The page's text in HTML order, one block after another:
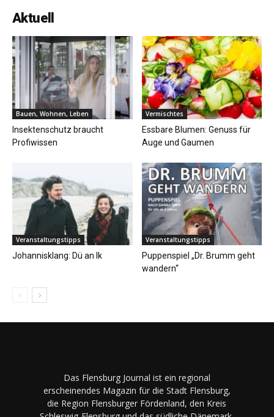
Aktuell
Bauen, Wohnen, Leben
Insektenschutz braucht
Profiwissen
Vermischtes
Essbare Blumen: Genuss für
Auge und Gaumen
Veranstaltungstipps
Johannisklang: Dü an Ik
Veranstaltungstipps
Puppenspiel „Dr. Brumm geht
wandern“
Das Flensburg Journal ist ein regional
erscheinendes Magazin für die Stadt Flensburg,
die Region Flensburger Fördenland, den Kreis